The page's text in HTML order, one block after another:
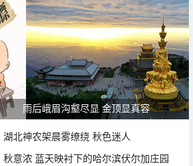
雨后峨眉沟壑尽显 金顶显真容
湖北神农架晨雾缭绕 秋色迷人
秋意浓 蓝天映衬下的哈尔滨伏尔加庄园